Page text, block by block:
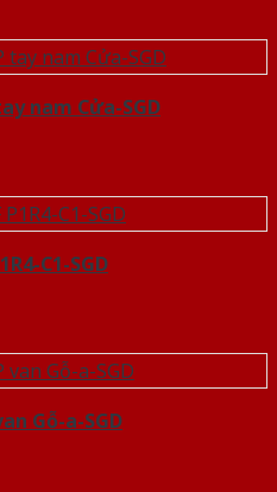
nam Cửa-SGD
C1-SGD
Gỗ-a-SGD